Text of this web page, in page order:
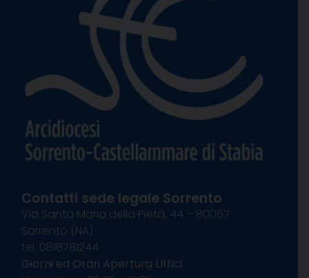
Contatti sede legale Sorrento
Via Santa Maria della Pietà, 44 – 80067
Sorrento (NA)
tel. 0818781244
Giorni ed Orari Apertura Uffici: